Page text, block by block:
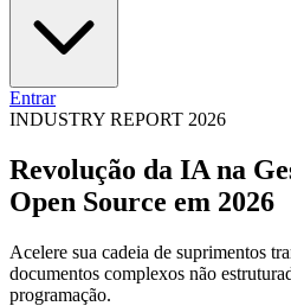
Entrar
INDUSTRY REPORT 2026
Revolução da IA na
Open Source em 2026
Acelere sua cadeia de suprimentos
documentos complexos não
programação.